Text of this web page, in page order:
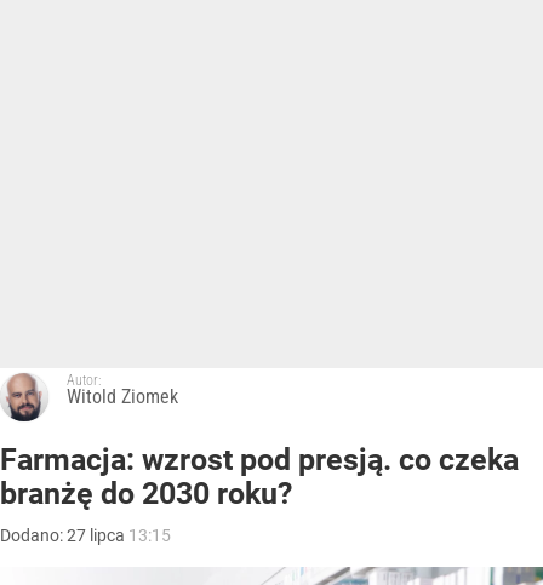
Autor:
Witold Ziomek
Farmacja: wzrost pod presją. co czeka
branżę do 2030 roku?
Dodano:27 lipca 13:15